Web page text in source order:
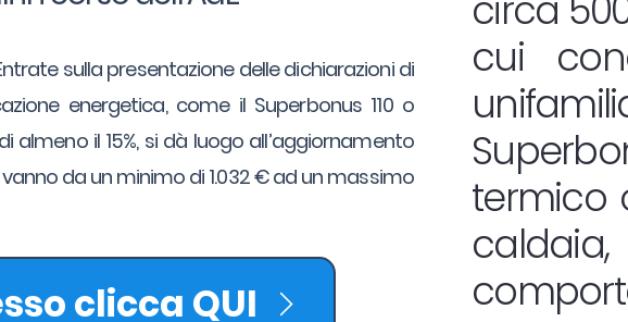
sulla presentazione delle dichiarazioni di
energetica, come il Superbonus 110 o
il 15%, si dà luogo all’aggiornamento
da un minimo di 1.032 € ad un massimo
clicca QUI
cui
termico